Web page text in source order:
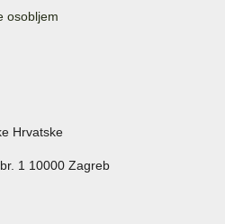
osobljem
Hrvatske
1 10000 Zagreb